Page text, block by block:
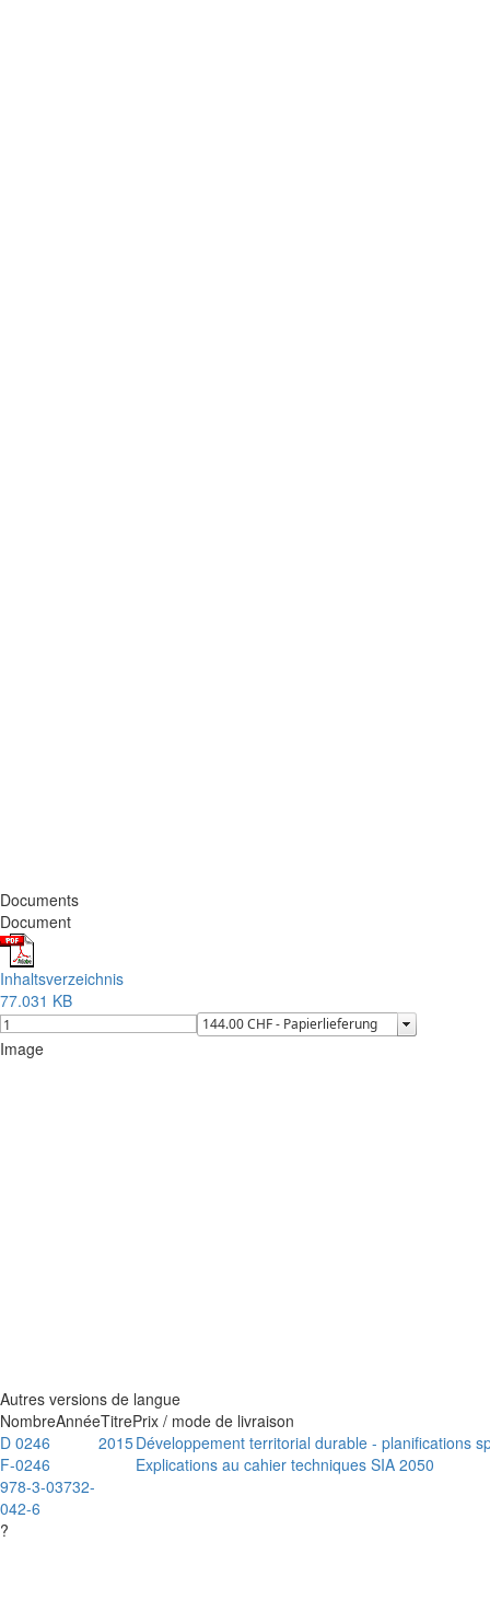
Documents
Document
Inhaltsverzeichnis
77.031 KB
Image
Autres versions de langue
NombreAnnéeTitrePrix / mode de livraison
D 0246
F-0246
978-3-03732-
042-6
?
2015Développement territorial durable - planifications
Explications au cahier techniques SIA 2050